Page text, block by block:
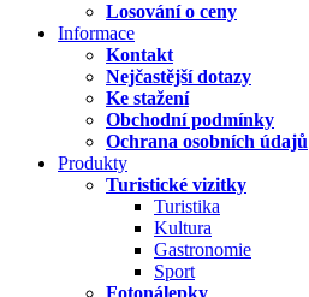
Losování o ceny
Informace
Kontakt
Nejčastější dotazy
Ke stažení
Obchodní podmínky
Ochrana osobních údajů
Produkty
Turistické vizitky
Turistika
Kultura
Gastronomie
Sport
Fotonálepky